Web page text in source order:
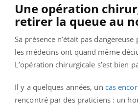
Une opération
retirer la queue au
Sa présence n’était pas
les médecins ont quand même
L’opération chirurgicale s’est bien
Il y a quelques années, un cas
rencontré par des praticiens : un